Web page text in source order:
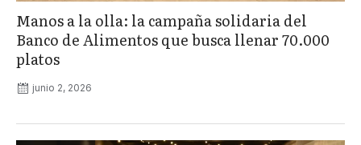
Manos a la olla: la campaña solidaria del
Banco de Alimentos que busca llenar 70.000
platos
junio 2, 2026